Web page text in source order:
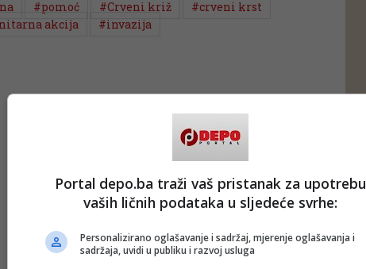
#pomoć #Crveni križ
#crveni krst
akcija
#invazija
Portal depo.ba traži vaš pristanak za upotrebu
vaših ličnih podataka u sljedeće svrhe:
Personalizirano oglašavanje i sadržaj, mjerenje oglašavanja i
sadržaja, uvidi u publiku i razvoj usluga